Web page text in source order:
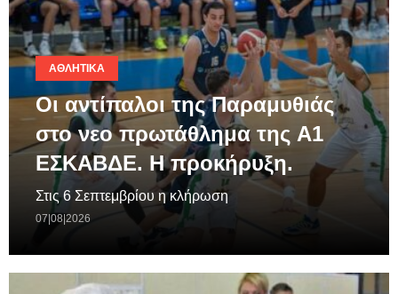
ΑΘΛΗΤΙΚΆ
Οι αντίπαλοι της Παραμυθιάς
στο νεο πρωτάθλημα της A1
ΕΣΚΑΒΔΕ. Η προκήρυξη.
Στις 6 Σεπτεμβρίου η κλήρωση
07|08|2026